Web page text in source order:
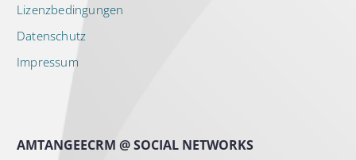
Lizenzbedingungen
Datenschutz
Impressum
AMTANGEECRM @ SOCIAL NETWORKS